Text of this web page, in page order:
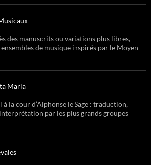
des manuscrits ou variations plus libres,
de musique inspirés par le Moyen
Maria
à la cour d’Alphonse le Sage : traduction,
par les plus grands groupes